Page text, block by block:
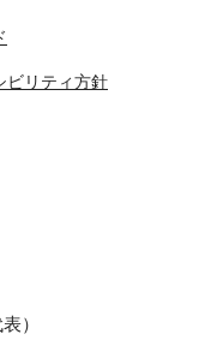
ビリティ方針
）